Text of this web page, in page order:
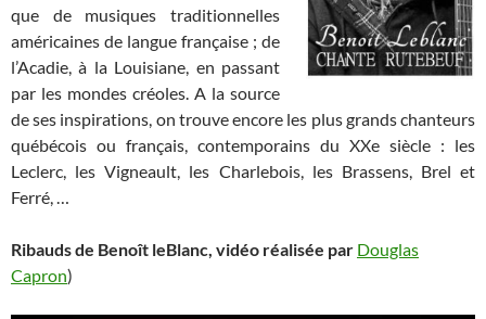
que de musiques traditionnelles
américaines de langue française ; de
l’Acadie, à la Louisiane, en passant
par les mondes créoles. A la source
de ses inspirations, on trouve encore les plus grands chanteurs
québécois ou français, contemporains du XXe siècle : les
Leclerc, les Vigneault, les Charlebois, les Brassens, Brel et
Ferré, …
Ribauds de Benoît leBlanc, vidéo réalisée par Douglas
Capron)